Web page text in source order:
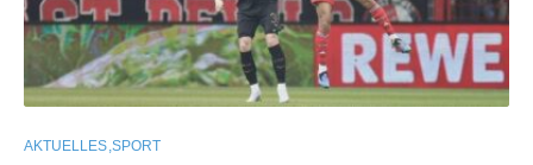
AKTUELLES SPORT